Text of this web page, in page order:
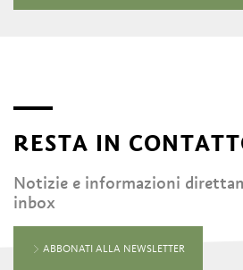
RESTA IN
Notizie e informazioni
inbox
ABBONATI ALLA NEWSLETTER